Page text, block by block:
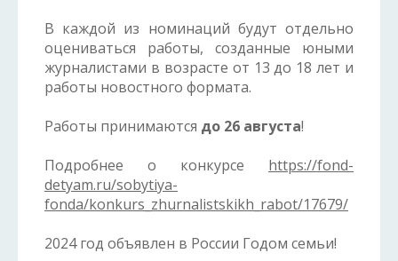
В каждой из номинаций будут отдельно
оцениваться работы, созданные юными
журналистами в возрасте от 13 до 18 лет и
работы новостного формата.
Работы принимаются до 26 августа!
Подробнее о конкурсе https://fond-
detyam.ru/sobytiya-
fonda/konkurs_zhurnalistskikh_rabot/17679/
2024 год объявлен в России Годом семьи!